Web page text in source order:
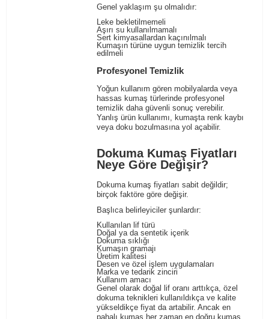
Genel yaklaşım şu olmalıdır:
Leke bekletilmemeli
Aşırı su kullanılmamalı
Sert kimyasallardan kaçınılmalı
Kumaşın türüne uygun temizlik tercih
edilmeli
Profesyonel Temizlik
Yoğun kullanım gören mobilyalarda veya
hassas kumaş türlerinde profesyonel
temizlik daha güvenli sonuç verebilir.
Yanlış ürün kullanımı, kumaşta renk kaybı
veya doku bozulmasına yol açabilir.
Dokuma Kumaş Fiyatları
Neye Göre Değişir?
Dokuma kumaş fiyatları sabit değildir;
birçok faktöre göre değişir.
Başlıca belirleyiciler şunlardır:
Kullanılan lif türü
Doğal ya da sentetik içerik
Dokuma sıklığı
Kumaşın gramajı
Üretim kalitesi
Desen ve özel işlem uygulamaları
Marka ve tedarik zinciri
Kullanım amacı
Genel olarak doğal lif oranı arttıkça, özel
dokuma teknikleri kullanıldıkça ve kalite
yükseldikçe fiyat da artabilir. Ancak en
pahalı kumaş her zaman en doğru kumaş